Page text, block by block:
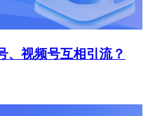
、视频号互相引流？